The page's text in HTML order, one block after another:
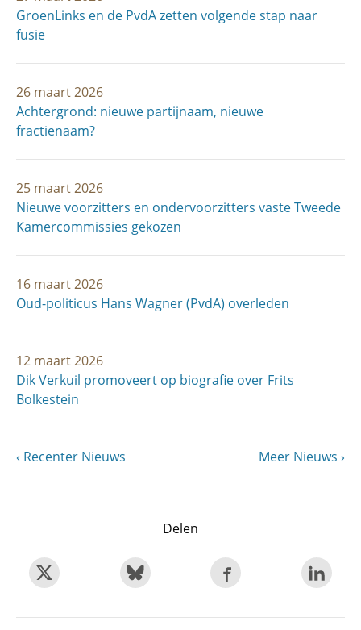
GroenLinks en de PvdA zetten volgende stap naar
fusie
26 maart 2026
Achtergrond: nieuwe partijnaam, nieuwe
fractienaam?
25 maart 2026
Nieuwe voorzitters en ondervoorzitters vaste Tweede
Kamercommissies gekozen
16 maart 2026
Oud-politicus Hans Wagner (PvdA) overleden
12 maart 2026
Dik Verkuil promoveert op biografie over Frits
Bolkestein
Vorige
Recenter Nieuws
Volgende
Meer Nieuws
Delen